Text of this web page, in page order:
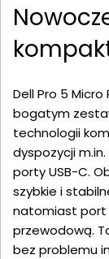
Dell Pro 5 Micro
bogatym
technologii
dyspozycji m.in.
porty USB-C.
szybkie i
natomiast port
przewodową.
bez problemu